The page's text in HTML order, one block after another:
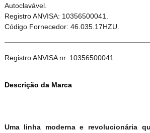
Autoclavável.
Registro ANVISA: 10356500041.
Código Fornecedor: 46.035.17HZU.
Registro ANVISA nr. 10356500041
Descrição da Marca
Uma linha moderna e revolucionária